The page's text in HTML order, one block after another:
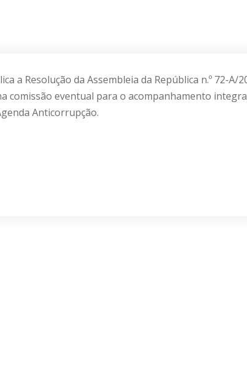
a Resolução da Assembleia da República n.º 72-A/
comissão eventual para o acompanhamento
Anticorrupção.